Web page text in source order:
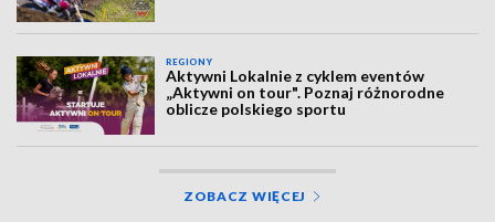
REGIONY
Aktywni Lokalnie z cyklem eventów
„Aktywni on tour". Poznaj różnorodne
oblicze polskiego sportu
ZOBACZ WIĘCEJ